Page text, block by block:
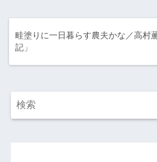
畦塗りに一日暮らす農夫かな／高村
記」